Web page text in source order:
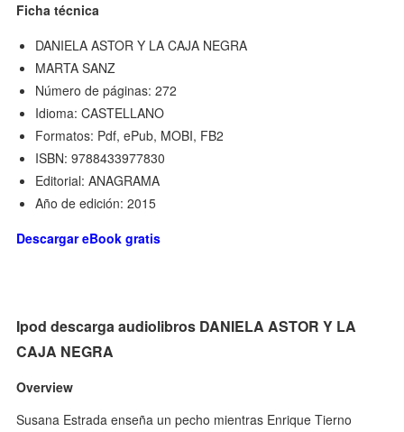
Ficha técnica
DANIELA ASTOR Y LA CAJA NEGRA
MARTA SANZ
Número de páginas: 272
Idioma: CASTELLANO
Formatos: Pdf, ePub, MOBI, FB2
ISBN: 9788433977830
Editorial: ANAGRAMA
Año de edición: 2015
Descargar eBook gratis
Ipod descarga audiolibros DANIELA ASTOR Y LA
CAJA NEGRA
Overview
Susana Estrada enseña un pecho mientras Enrique Tierno